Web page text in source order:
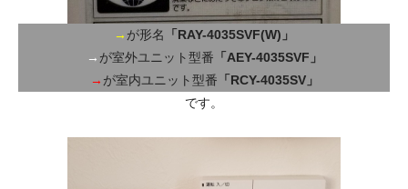
→ が形名
「RAY-4035SVF(W)」
→ が室外ユニット型番 「AEY-4035SVF」
→ が室内ユニット型番 「RCY-4035SV」
です。